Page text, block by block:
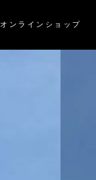
オンラインショップ